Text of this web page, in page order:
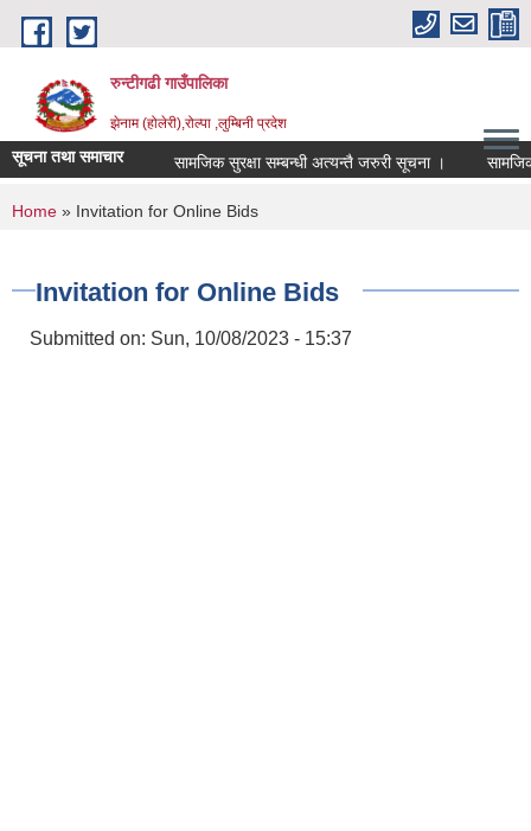
Skip to main content
रुन्टीगढी गाउँपालिका
झेनाम (होलेरी),रोल्पा ,लुम्बिनी प्रदेश
सूचना तथा समाचार सामजिक सुरक्षा सम्बन्धी अत्यन्तै जरुरी सूचना । सामजिक
You are here
Home » Invitation for Online Bids
Invitation for Online Bids
Submitted on: Sun, 10/08/2023 - 15:37